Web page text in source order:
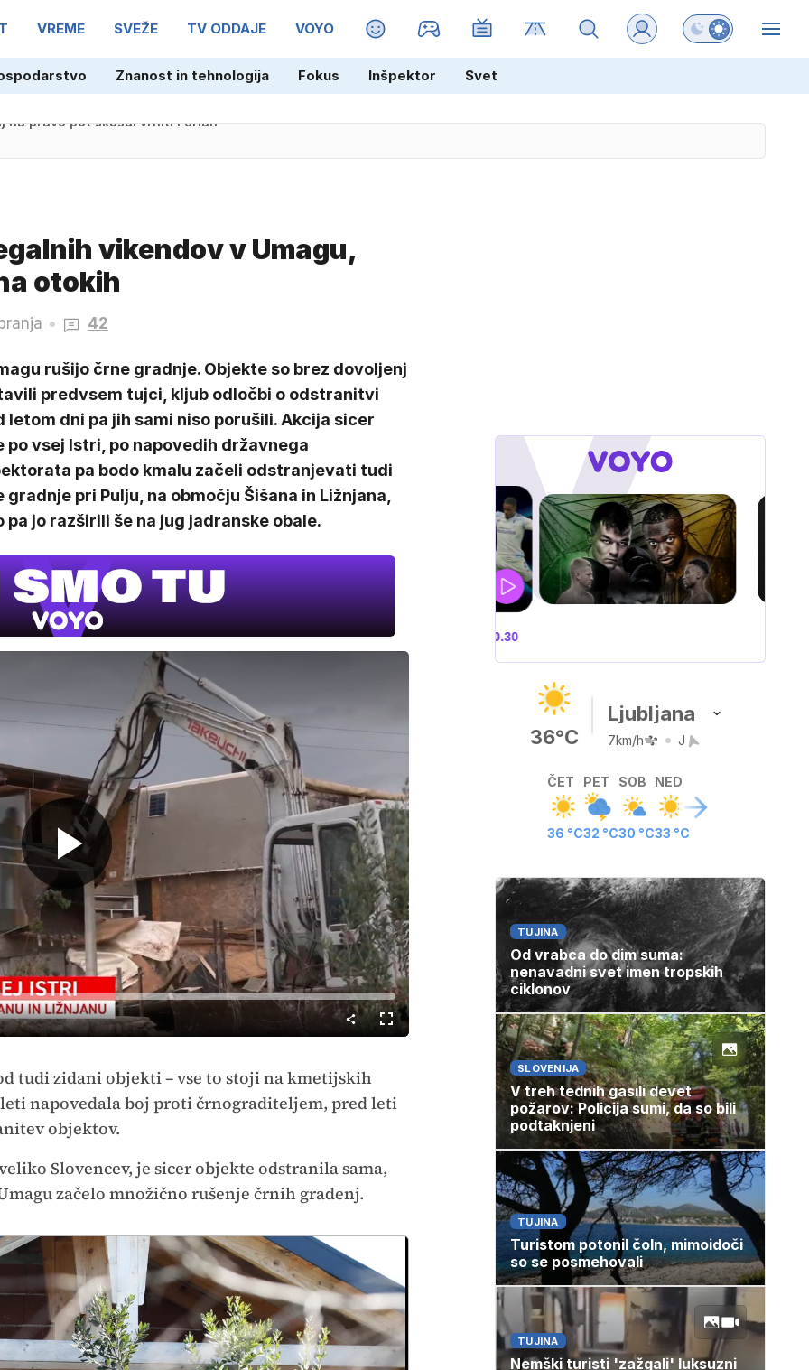
VREME SVEŽE TV ODDAJE VOYO MAGAZIN Preklopi barvni
Znanost in tehnologija Fokus Inšpektor Svet
vikendov v Umagu,
otokih
42
rušijo črne gradnje. Objekte so brez dovoljenj
predvsem tujci, kljub odločbi o odstranitvi
letom dni pa jih sami niso porušili. Akcija sicer
po vsej Istri, po napovedih državnega
pa bodo kmalu začeli odstranjevati tudi
gradnje pri Pulju, na območju Šišana in Ližnjana,
pa jo razširili še na jug jadranske obale.
Predvajaj
Celozaslonski
način
tudi zidani objekti – vse to stoji na kmetijskih
napovedala boj proti črnograditeljem, pred leti
objektov.
Slovencev, je sicer objekte odstranila sama,
začelo množično rušenje črnih gradenj.
ZUFFA BOXING 10
V živo na VOYO: sobota ob
20.00
36°C
Ljubljana
7km/h J
ČET
36 °C
PET
32 °C
SOB
30 °C
NED
33 °C
TUJINA
Od vrabca do dim suma:
nenavadni svet imen tropskih
ciklonov
SLOVENIJA
V treh tednih gasili devet
požarov: Policija sumi, da so bili
podtaknjeni
TUJINA
Turistom potonil čoln, mimoidoči
so se posmehovali
TUJINA
Nemški turisti 'zažgali' luksuzni